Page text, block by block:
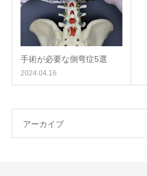
手術が必要な側弯症5選
2024.04.16
アーカイブ